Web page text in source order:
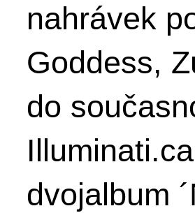
nahrávek
Goddess,
do
dvojalbum